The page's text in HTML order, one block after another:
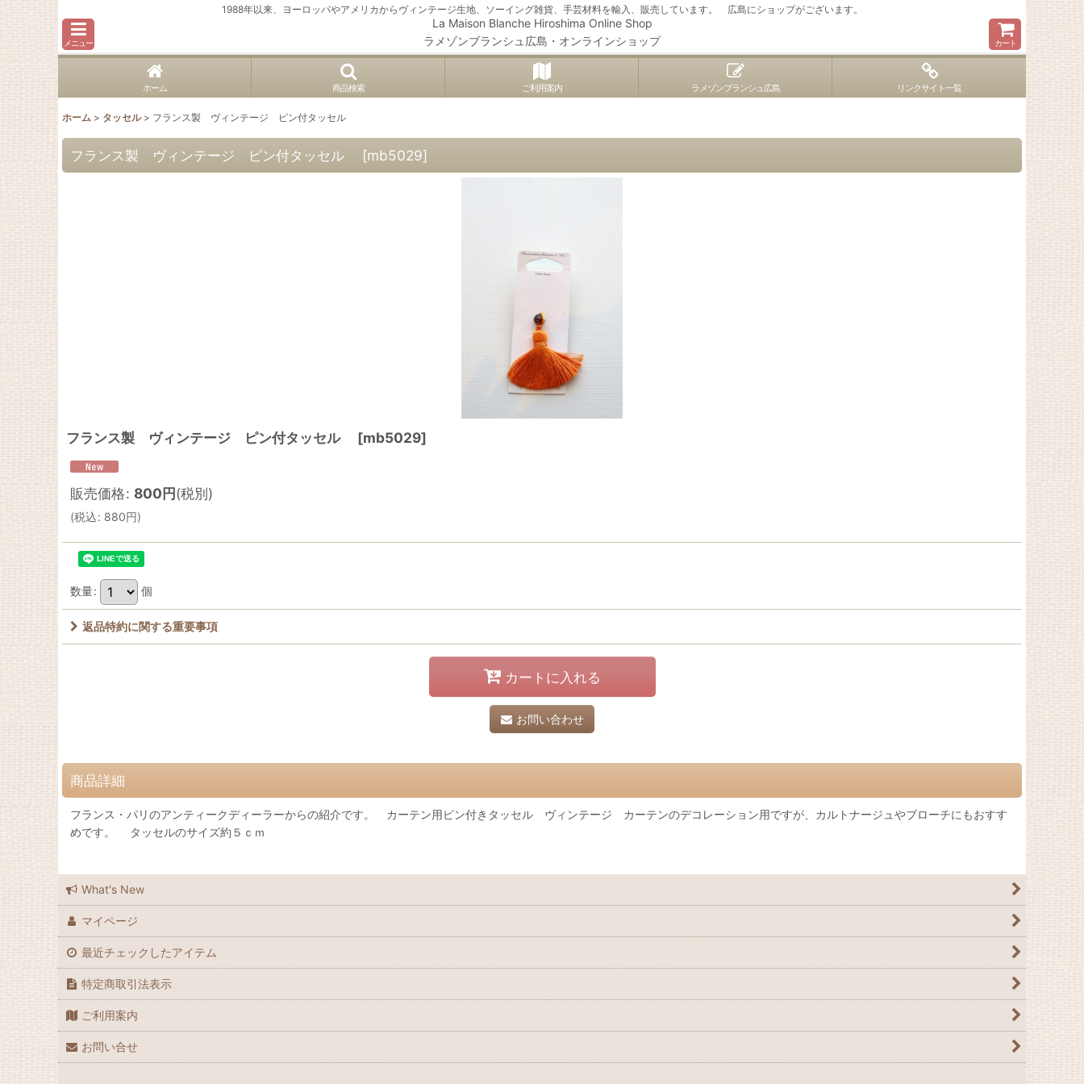
1988年以来、ヨーロッパやアメリカからヴィンテージ生地、ソーイング雑貨、手芸材料を輸入、販売しています。 広島にショップがございます。
メニュー
La Maison Blanche Hiroshima Online Shop
ラメゾンブランシュ広島・オンラインショップ
カート
ホーム 商品検索 ご利用案内 ラメゾンブランシュ広島 リンクサイト一覧
ホーム > タッセル > フランス製 ヴィンテージ ピン付タッセル
フランス製 ヴィンテージ ピン付タッセル [mb5029]
フランス製 ヴィンテージ ピン付タッセル [mb5029]
販売価格: 800円(税別)
(税込: 880円)
数量: 個
返品特約に関する重要事項
カートに入れる
お問い合わせ
商品詳細
フランス・パリのアンティークディーラーからの紹介です。 カーテン用ピン付きタッセル ヴィンテージ カーテンのデコレーション用ですが、カルトナージュやブローチにもおすす
めです。 タッセルのサイズ約５ｃｍ
What's New
マイページ
最近チェックしたアイテム
特定商取引法表示
ご利用案内
お問い合せ